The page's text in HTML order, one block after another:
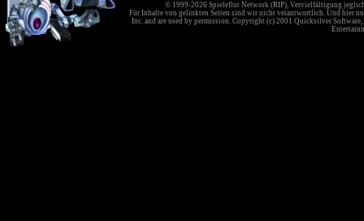
© 1999-2026 Spieleflut Network (RIP), Vervielfältigung
Für Inhalte von gelinkten Seiten sind wir nicht verantwortlich. Und hier
Inc. and are used by permission. Copyright (c) 2001 Quicksilver